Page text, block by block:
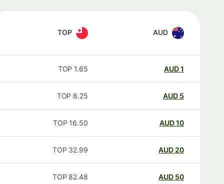
AUD
TOP
AUD
1.65
TOP
AUD
8.25
TOP
AUD
16.50
TOP
20
AUD
32.99
TOP
50
AUD
82.48
TOP